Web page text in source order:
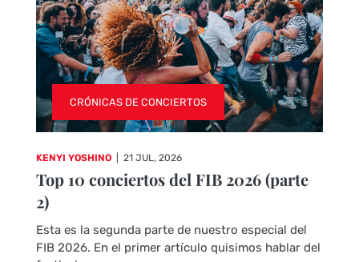
CRÓNICAS DE CONCIERTOS
KENYI YOSHINO 21 JUL, 2026
Top 10 conciertos del FIB 2026 (parte
2)
Esta es la segunda parte de nuestro especial del
FIB 2026. En el primer artículo quisimos hablar del